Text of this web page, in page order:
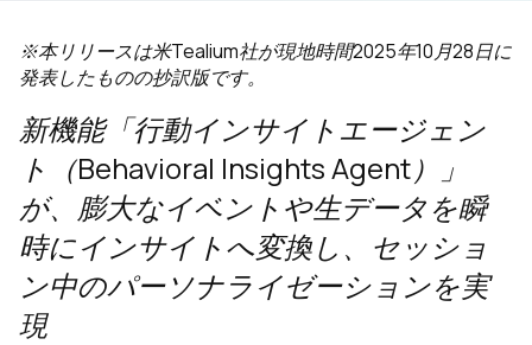
会社
※本リリースは米Tealium社が現地時間2025年10月28日に
発表したものの抄訳版です。
新機能「行動インサイトエージェン
ト（Behavioral Insights Agent）」
が、膨大なイベントや生データを瞬
時にインサイトへ変換し、セッショ
ン中のパーソナライゼーションを実
現